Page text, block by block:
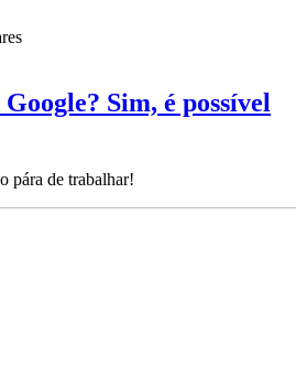
Sim, é possível
pára de trabalhar!